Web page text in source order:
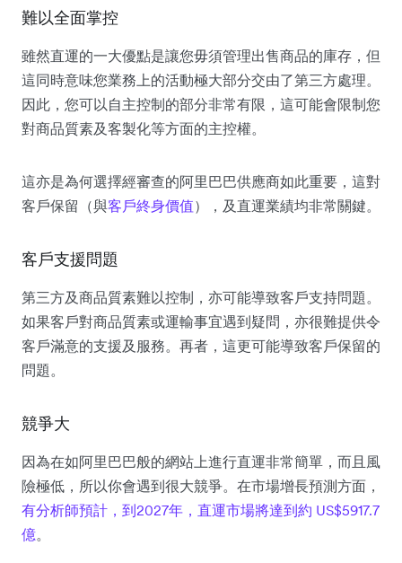
難以全面掌控
雖然直運的一大優點是讓您毋須管理出售商品的庫存，但
這同時意味您業務上的活動極大部分交由了第三方處理。
因此，您可以自主控制的部分非常有限，這可能會限制您
對商品質素及客製化等方面的主控權。
這亦是為何選擇經審查的阿里巴巴供應商如此重要，這對
客戶保留（與客戶終身價值），及直運業績均非常關鍵。
客戶支援問題
第三方及商品質素難以控制，亦可能導致客戶支持問題。
如果客戶對商品質素或運輸事宜遇到疑問，亦很難提供令
客戶滿意的支援及服務。再者，這更可能導致客戶保留的
問題。
競爭大
因為在如阿里巴巴般的網站上進行直運非常簡單，而且風
險極低，所以你會遇到很大競爭。在市場增長預測方面，
有分析師預計，到2027年，直運市場將達到約 US$5917.7
億。